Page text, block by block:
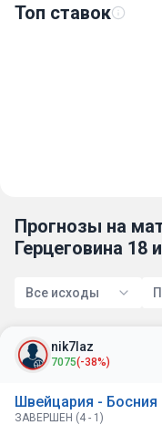
Топ ставок
Прогнозы на
Герцеговина 18
Все исходы
nik7laz
7075(-38%)
Швейцария - Босния
ЗАВЕРШЕН (4 - 1)